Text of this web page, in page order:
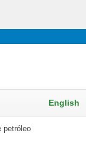
English
petróleo